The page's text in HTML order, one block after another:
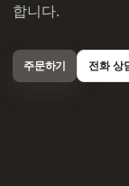
합니다.
주문하기 전화 상